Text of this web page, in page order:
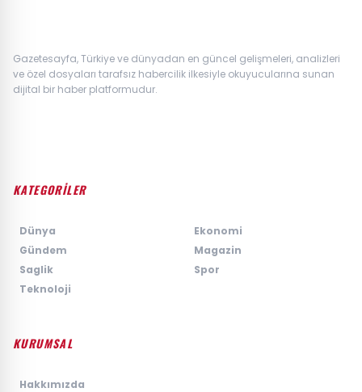
Gazetesayfa, Türkiye ve dünyadan en güncel gelişmeleri, analizleri
ve özel dosyaları tarafsız habercilik ilkesiyle okuyucularına sunan
dijital bir haber platformudur.
KATEGORİLER
Dünya
Ekonomi
Gündem
Magazin
Saglik
Spor
Teknoloji
KURUMSAL
Hakkımızda